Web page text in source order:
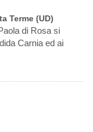
Terme (UD)
di Rosa si
Carnia ed ai